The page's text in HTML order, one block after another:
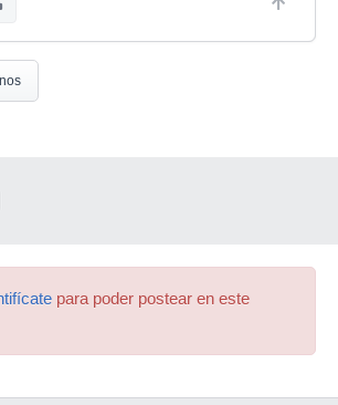
para poder postear en este